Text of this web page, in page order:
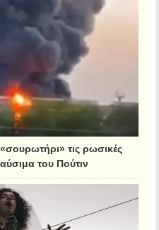
τις ρωσικές
του Πούτιν